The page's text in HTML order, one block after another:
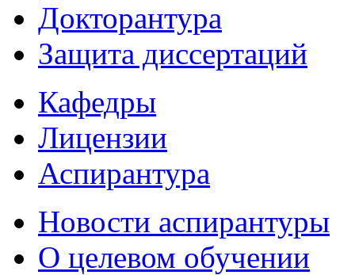
Докторантура
Защита диссертаций
Кафедры
Лицензии
Аспирантура
Новости аспирантуры
О целевом обучении